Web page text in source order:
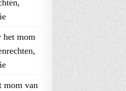
het mom
mom van